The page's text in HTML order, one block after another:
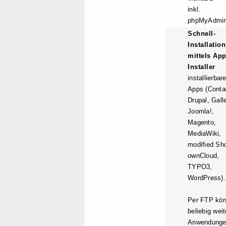
inkl.
Schnell-
Installation
mittels
Installer
installierbare
Apps
Drupal,
Joomla!,
Magento,
MediaWiki,
modified
ownCloud,
TYPO3,
WordPress).
Per FTP
beliebig